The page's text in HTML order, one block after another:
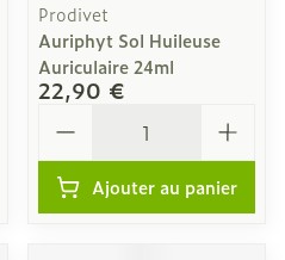
Prodivet
Auriphyt Sol Huileuse
Auriculaire 24ml
22,90 €
Ajouter au panier